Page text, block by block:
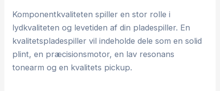
Komponentkvaliteten spiller en stor rolle i
lydkvaliteten og levetiden af din pladespiller. En
kvalitetspladespiller vil indeholde dele som en solid
plint, en præcisionsmotor, en lav resonans
tonearm og en kvalitets pickup.